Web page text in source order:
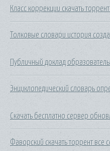
Класс коррекции скачать
Толковые словари история
Публичный доклад
Энциклопедический словарь
Скачать бесплатно сервер
Фаворский скачать торрент все